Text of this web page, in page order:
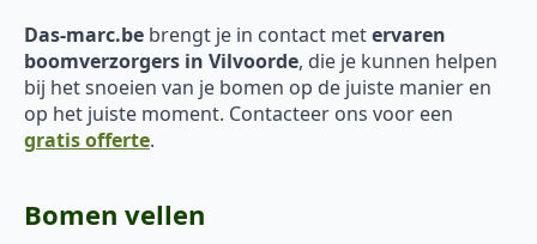
Das-marc.be brengt je in contact metervaren
boomverzorgers in Vilvoorde, die je kunnen helpen
bij het snoeien van je bomen op de juiste manier en
op het juiste moment. Contacteer ons voor een
gratis offerte.
Bomen vellen